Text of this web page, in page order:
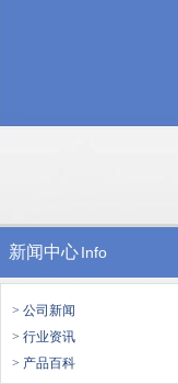
新闻中心Info
> 公司新闻
> 行业资讯
> 产品百科